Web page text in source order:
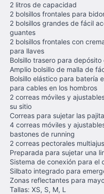
2 litros de capacidad
2 bolsillos frontales para
2 bolsillos grandes de fácil
guantes
2 bolsillos frontales con
para llaves
Bolsillo trasero para
Amplio bolsillo de malla de
Bolsillo elástico para batería
para cables en los hombros
2 correas móviles y
su sitio
Correas para sujetar las
4 correas móviles y
bastones de running
2 correas pectorales
Preparada para sujetar una
Sistema de conexión para el
Silbato integrado para
Zonas reflectantes para
Tallas: XS, S, M, L